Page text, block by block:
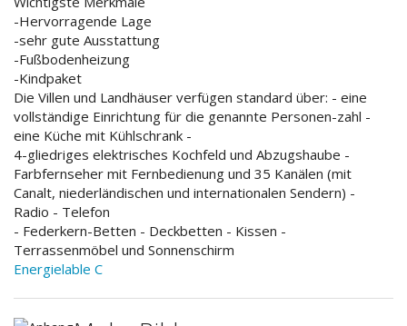
-Hervorragende Lage
-sehr gute Ausstattung
-Fußbodenheizung
-Kindpaket
Die Villen und Landhäuser verfügen standard über: - eine
vollständige Einrichtung für die genannte Personen-zahl -
eine Küche mit Kühlschrank -
4-gliedriges elektrisches Kochfeld und Abzugshaube -
Farbfernseher mit Fernbedienung und 35 Kanälen (mit
Canalt, niederländischen und internationalen Sendern) -
Radio - Telefon
- Federkern-Betten - Deckbetten - Kissen -
Terrassenmöbel und Sonnenschirm
Energielable C